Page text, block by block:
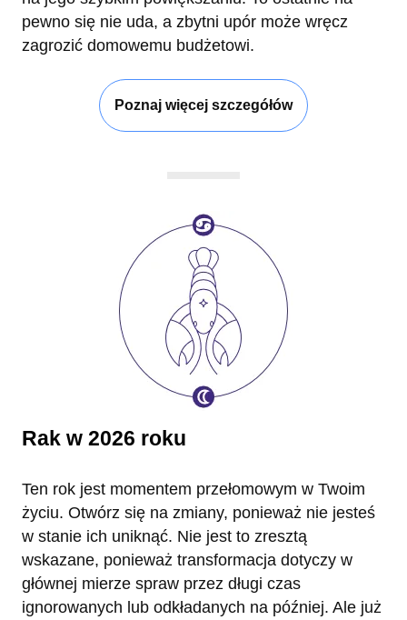
pewno się nie uda, a zbytni upór może wręcz
zagrozić domowemu budżetowi.
Poznaj więcej szczegółów
Rak w 2026 roku
Ten rok jest momentem przełomowym w Twoim
życiu. Otwórz się na zmiany, ponieważ nie jesteś
w stanie ich uniknąć. Nie jest to zresztą
wskazane, ponieważ transformacja dotyczy w
głównej mierze spraw przez długi czas
ignorowanych lub odkładanych na później. Ale już